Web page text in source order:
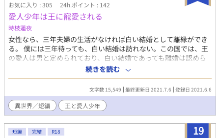
お気に入り : 305 24h.ポイント : 142
愛人少年は王に寵愛される
時枝蓮夜
女性なら、三年夫婦の生活がなければ白い結婚として離縁ができ
る。 僕には三年待っても、白い結婚は訪れない。この国では、王
の愛人は男と定められており、白い結婚であっても離婚は認めら
れていないためだ。 初めから要らぬ子供を増やさないために、男
を愛人にと定められているのだ。子ができなくて当然なのだか
ら、離婚を論じるられる事もなかった。 そして若い間に抱き潰さ
れたあと、修道院に幽閉されて一生を終える。 僕はもうすぐ王の
愛人に召し出され、２年になる。夜のお召もあるが、ただ抱きし
められて眠るだけのお召だ。 そんな生活に変化があったのは、僕
に遅い精通があってからだった。
続きを読む
文字数 15,549 最終更新日 2021.7.6 登録日 2021.6.6
異世界／短編 王と愛人少年
19
短編 完結 R18